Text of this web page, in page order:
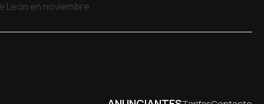
León en noviembre